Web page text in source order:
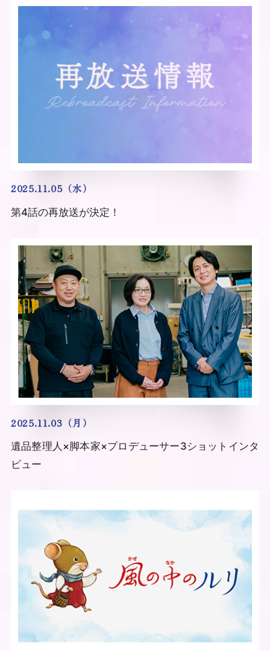
2025.11.05（水）
第4話の再放送が決定！
2025.11.03（月）
遺品整理人×脚本家×プロデューサー3ショットインタ
ビュー